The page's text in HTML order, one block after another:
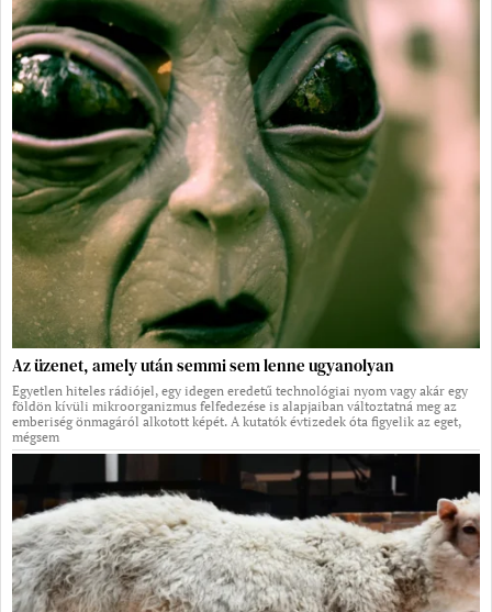
Az üzenet, amely után semmi sem lenne ugyanolyan
Egyetlen hiteles rádiójel, egy idegen eredetű technológiai nyom vagy akár egy
földön kívüli mikroorganizmus felfedezése is alapjaiban változtatná meg az
emberiség önmagáról alkotott képét. A kutatók évtizedek óta figyelik az eget,
mégsem